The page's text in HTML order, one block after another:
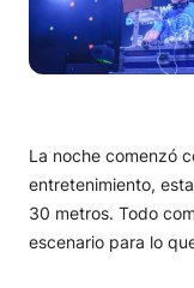
La noche comenzó
entretenimiento,
30 metros. Todo
escenario para lo